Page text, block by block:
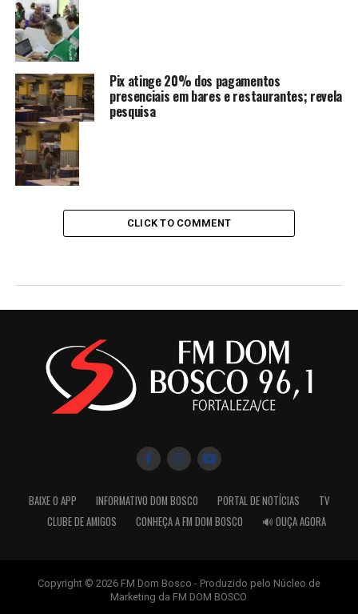
Pix atinge 20% dos pagamentos
presenciais em bares e restaurantes; revela
pesquisa
CLICK TO COMMENT
BAIXE O APP INFORMATIVO DOM BOSCO PORTAL DE NOTÍCIAS
TV
CLUBE DE AMIGOS
CONHEÇA A FM DOM BOSCO 🔊 OUÇA AGORA
Copyright © 2026 FM Dom Bosco - Produzido pelo Núcleo de
Marketing da FM DOM BOSCO